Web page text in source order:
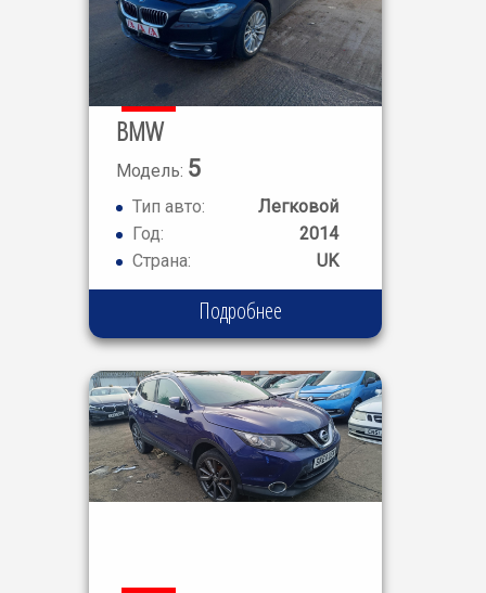
BMW
Модель: 5
SERIES 520D
Тип авто:
Легковой
Год:
2014
Страна:
UK
Подробнее